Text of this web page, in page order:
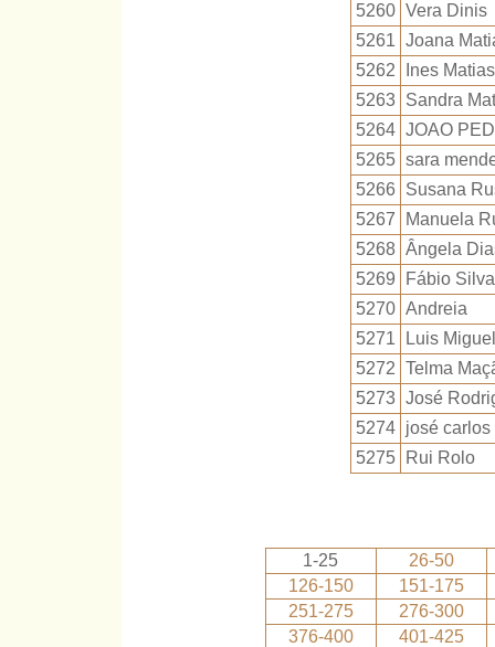
5260 Vera Dinis
5261 Joana
5262
Ines Matias
5263
Sandra
5264 JOAO
5265 sara
5266
Susana
5267
Manuela
5268 Ângela
5269
Fábio Silva
5270 Andreia
5271
Luis
5272 Telma
5273 José
5274
josé
5275
Rui Rolo
1-25
26-50
126-150
151-175
251-275
276-300
376-400
401-425